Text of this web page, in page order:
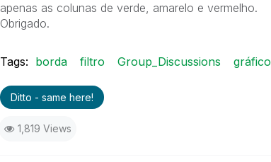
apenas as colunas de verde, amarelo e vermelho.
Obrigado.
Tags: borda filtro Group_Discussions gráfico
Ditto - same here!
1,819 Views